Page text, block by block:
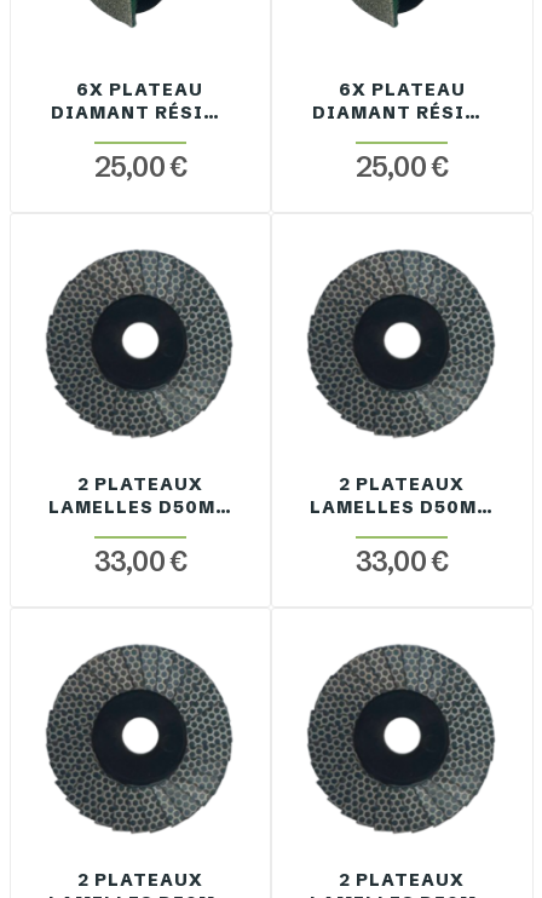
6X PLATEAU
DIAMANT RÉSINE
D50MM
25,00 €
6X PLATEAU
DIAMANT RÉSINE
D50MM
25,00 €
2 PLATEAUX
LAMELLES D50MM
33,00 €
2 PLATEAUX
LAMELLES D50MM
33,00 €
2 PLATEAUX
2 PLATEAUX